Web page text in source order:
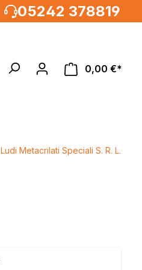
05242 378819
0,00 €*
Ludi Metacrilati Speciali S. R. L.